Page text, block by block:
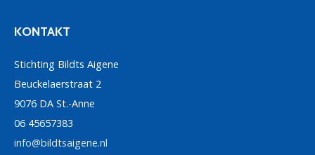
KONTAKT
Stichting Bildts Aigene
Beuckelaerstraat 2
9076 DA St.-Anne
06 45657383
info@bildtsaigene.nl